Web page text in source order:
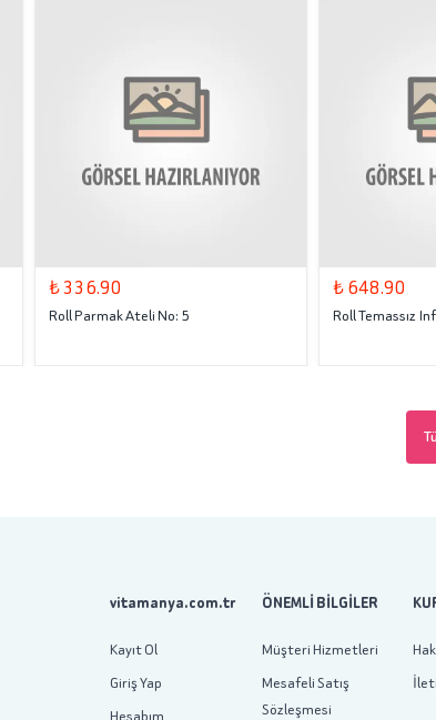
₺ 336.90
Roll Parmak Ateli No: 5
₺ 648.90
Roll Temassız
vitamanya.com.tr
Kayıt Ol
Giriş Yap
ÖNEMLİ BİLGİLER
Müşteri Hizmetleri
Mesafeli Satış
Sözleşmesi